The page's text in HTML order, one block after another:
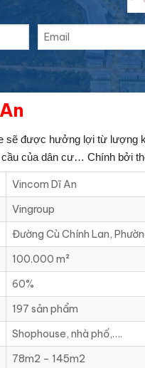
sẽ được hưởng lợi từ lượng
của dân cư… Chính bởi
Vincom Dĩ An
Vingroup
Đường Cù Chính Lan,
100.000 m²
60%
197 sản phẩm
Shophouse, nhà phố,….
78m2 – 145m2